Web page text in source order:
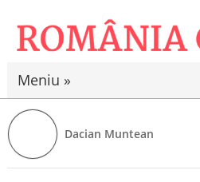
Meniu »
Dacian Muntean